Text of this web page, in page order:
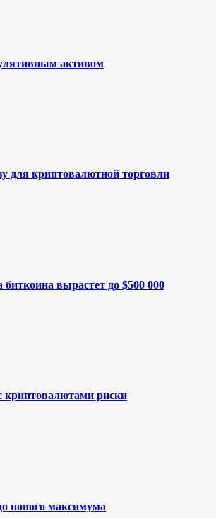
активом
для криптовалютной торговли
вырастет до $500 000
криптовалютами риски
нового максимума